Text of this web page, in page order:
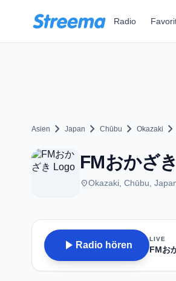
Radio
Asien chevron_right Japan chevron_right Chūbu chevron_right Okazaki chevron_right
FMおかざ
placeOkazaki, Chūbu,
play_arrow Radio hören
LIVE
FMお